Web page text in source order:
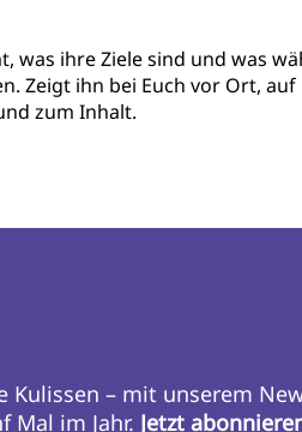
ihre Ziele sind und was
ihn bei Euch vor Ort,
zum Inhalt.
– mit unserem
Mal im Jahr. Jetzt